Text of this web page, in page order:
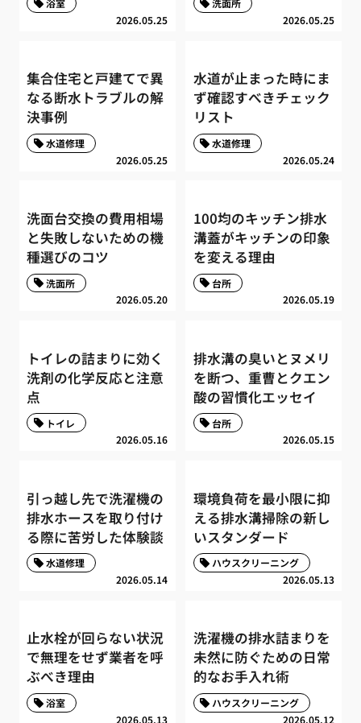
2026.05.25
浴室
2026.05.25
洗面所
集合住宅と戸建てで異
なる断水トラブルの解
決事例
2026.05.25
水道修理
水道が止まった時にま
ず確認すべきチェック
リスト
2026.05.24
水道修理
洗面台交換の費用相場
と失敗しないための機
種選びのコツ
2026.05.20
洗面所
100均のキッチン排水
溝蓋がキッチンの印象
を変える理由
2026.05.19
台所
トイレの詰まりに効く
洗剤の化学反応と注意
点
2026.05.16
トイレ
排水溝の臭いとヌメリ
を断つ、重曹とクエン
酸の習慣化エッセイ
2026.05.15
台所
引っ越し先で洗濯機の
排水ホースを取り付け
る際に苦労した体験談
2026.05.14
水道修理
環境負荷を最小限に抑
える排水溝掃除の新し
いスタンダード
2026.05.13
ハウスクリーニング
止水栓が回らない状況
で無理をせず業者を呼
ぶべき理由
2026.05.13
浴室
洗濯機の排水詰まりを
未然に防ぐための日常
的なお手入れ術
2026.05.12
ハウスクリーニング